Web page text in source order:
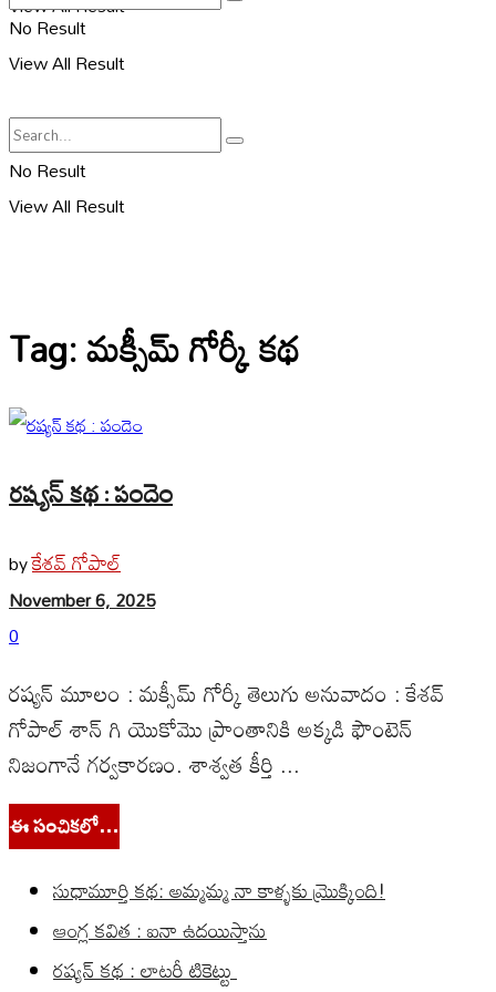
No Result
View All Result
No Result
View All Result
Tag:మక్సీమ్ గోర్కీ కథ
రష్యన్ కథ : పందెం
byకేశవ్ గోపాల్
November 6, 2025
0
రష్యన్ మూలం : మక్సీమ్ గోర్కీ తెలుగు అనువాదం : కేశవ్
గోపాల్ శాన్ గి యొకోమొ ప్రాంతానికి అక్కడి ఫౌంటెన్
నిజంగానే గర్వకారణం. శాశ్వత కీర్తి ...
ఈ సంచికలో…
సుధామూర్తి కథ: అమ్మమ్మ నా కాళ్ళకు మ్రొక్కింది!
ఆంగ్ల కవిత : ఐనా ఉదయిస్తాను
రష్యన్ కథ : లాటరీ టికెట్టు